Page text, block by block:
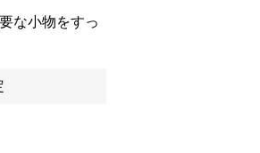
な小物をすっ